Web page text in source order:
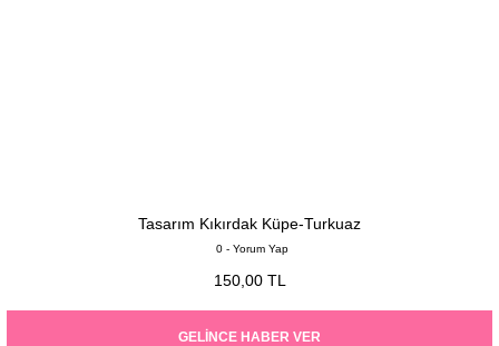
Tasarım Kıkırdak Küpe-Turkuaz
0 - Yorum Yap
150,00 TL
GELINCE HABER VER